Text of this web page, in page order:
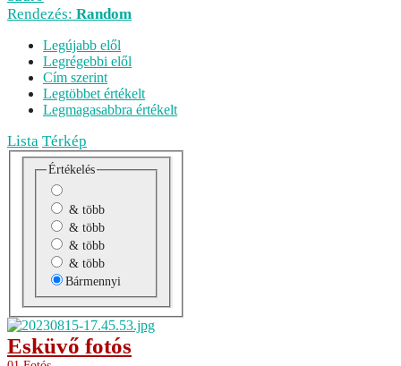
Rendezés: Random
Legújabb elől
Legrégebbi elől
Cím szerint
Legtöbbet értékelt
Legmagasabbra értékelt
Lista Térkép
Értékelés
& több
& több
& több
& több
Bármennyi
Esküvő fotós